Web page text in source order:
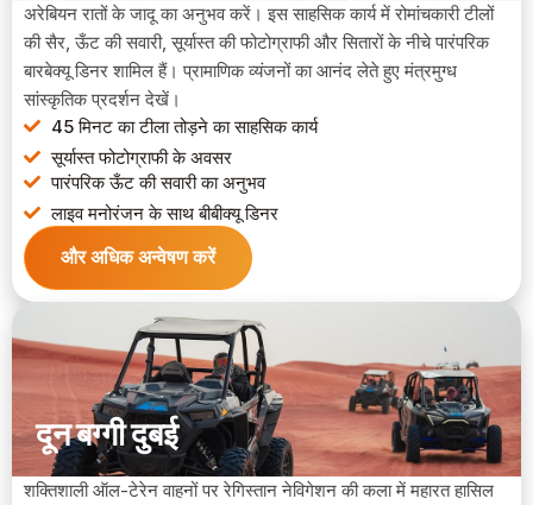
अरेबियन रातों के जादू का अनुभव करें। इस साहसिक कार्य में रोमांचकारी टीलों
की सैर, ऊँट की सवारी, सूर्यास्त की फोटोग्राफी और सितारों के नीचे पारंपरिक
बारबेक्यू डिनर शामिल हैं। प्रामाणिक व्यंजनों का आनंद लेते हुए मंत्रमुग्ध
सांस्कृतिक प्रदर्शन देखें।
45 मिनट का टीला तोड़ने का साहसिक कार्य
सूर्यास्त फोटोग्राफी के अवसर
पारंपरिक ऊँट की सवारी का अनुभव
लाइव मनोरंजन के साथ बीबीक्यू डिनर
और अधिक अन्वेषण करें
दून बग्गी दुबई
शक्तिशाली ऑल-टेरेन वाहनों पर रेगिस्तान नेविगेशन की कला में महारत हासिल